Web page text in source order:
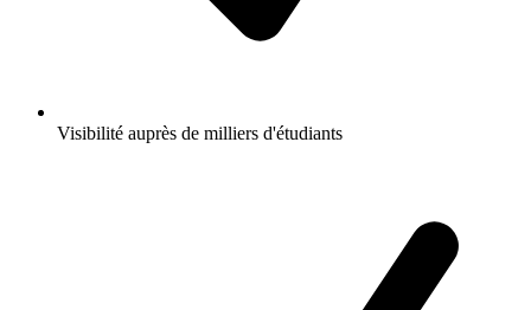
Visibilité auprès de milliers d'étudiants